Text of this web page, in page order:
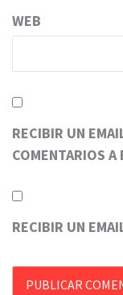
WEB
RECIBIR UN
COMENTARIOS A
RECIBIR UN